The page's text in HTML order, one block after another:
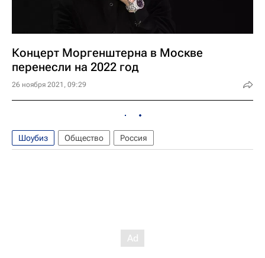
Концерт Моргенштерна в Москве
перенесли на 2022 год
26 ноября 2021, 09:29
Шоубиз Общество Россия